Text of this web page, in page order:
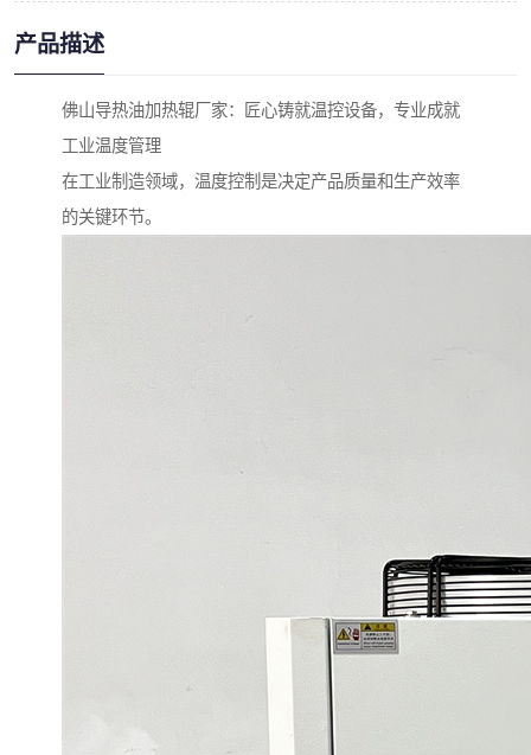
产品描述
佛山导热油加热辊厂家：匠心铸就温控设备，专业成就
工业温度管理
在工业制造领域，温度控制是决定产品质量和生产效率
的关键环节。